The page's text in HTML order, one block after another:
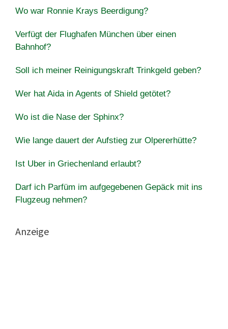
Wo war Ronnie Krays Beerdigung?
Verfügt der Flughafen München über einen
Bahnhof?
Soll ich meiner Reinigungskraft Trinkgeld geben?
Wer hat Aida in Agents of Shield getötet?
Wo ist die Nase der Sphinx?
Wie lange dauert der Aufstieg zur Olpererhütte?
Ist Uber in Griechenland erlaubt?
Darf ich Parfüm im aufgegebenen Gepäck mit ins
Flugzeug nehmen?
Anzeige